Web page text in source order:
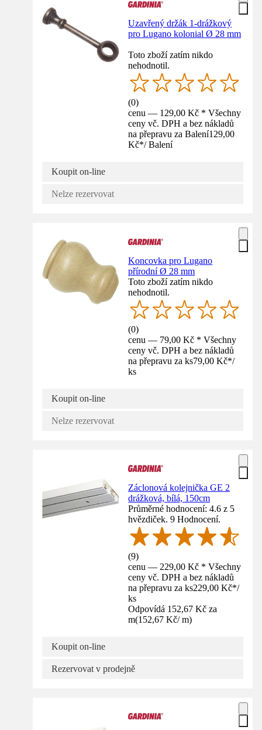
Uzavřený držák 1-drážkový
pro Lugano kolonial Ø 28 mm
Toto zboží zatím nikdo
nehodnotil.
(0)
cenu — 129,00 Kč * Všechny
ceny vč. DPH a bez nákladů
na přepravu za Balení129,00
Kč*/ Balení
Koupit on-line
Nelze rezervovat
Koncovka pro Lugano
přírodní Ø 28 mm
Toto zboží zatím nikdo
nehodnotil.
(0)
cenu — 79,00 Kč * Všechny
ceny vč. DPH a bez nákladů
na přepravu za ks79,00 Kč*/
ks
Koupit on-line
Nelze rezervovat
Záclonová kolejnička GE 2
drážková, bílá, 150cm
Průměrné hodnocení: 4.6 z 5
hvězdiček. 9 Hodnocení.
(9)
cenu — 229,00 Kč * Všechny
ceny vč. DPH a bez nákladů
na přepravu za ks229,00 Kč*/
ks
Odpovídá 152,67 Kč za
m(152,67 Kč/ m)
Koupit on-line
Rezervovat v prodejně